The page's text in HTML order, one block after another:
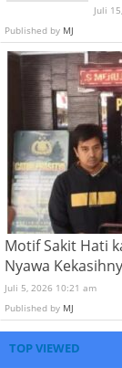
Juli
Published by MJ
Motif Sakit Hati
Nyawa
Juli 5, 2026 10:21 am
Published by MJ
TOP VIEWED